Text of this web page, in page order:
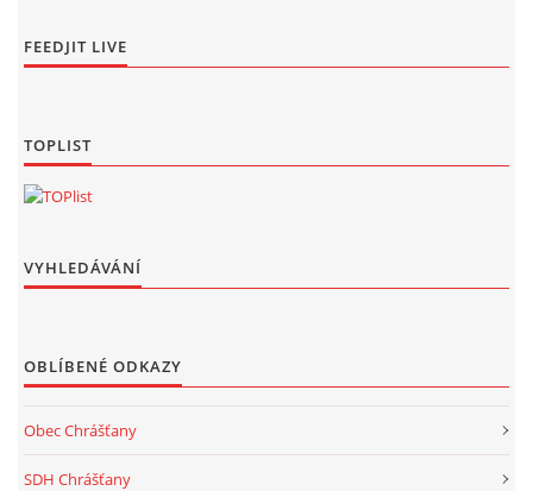
FEEDJIT LIVE
TOPLIST
VYHLEDÁVÁNÍ
OBLÍBENÉ ODKAZY
Obec Chrášťany
SDH Chrášťany